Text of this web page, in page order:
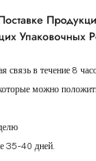
Упаковочных
связь в течение 8
можно
35-40 дней.